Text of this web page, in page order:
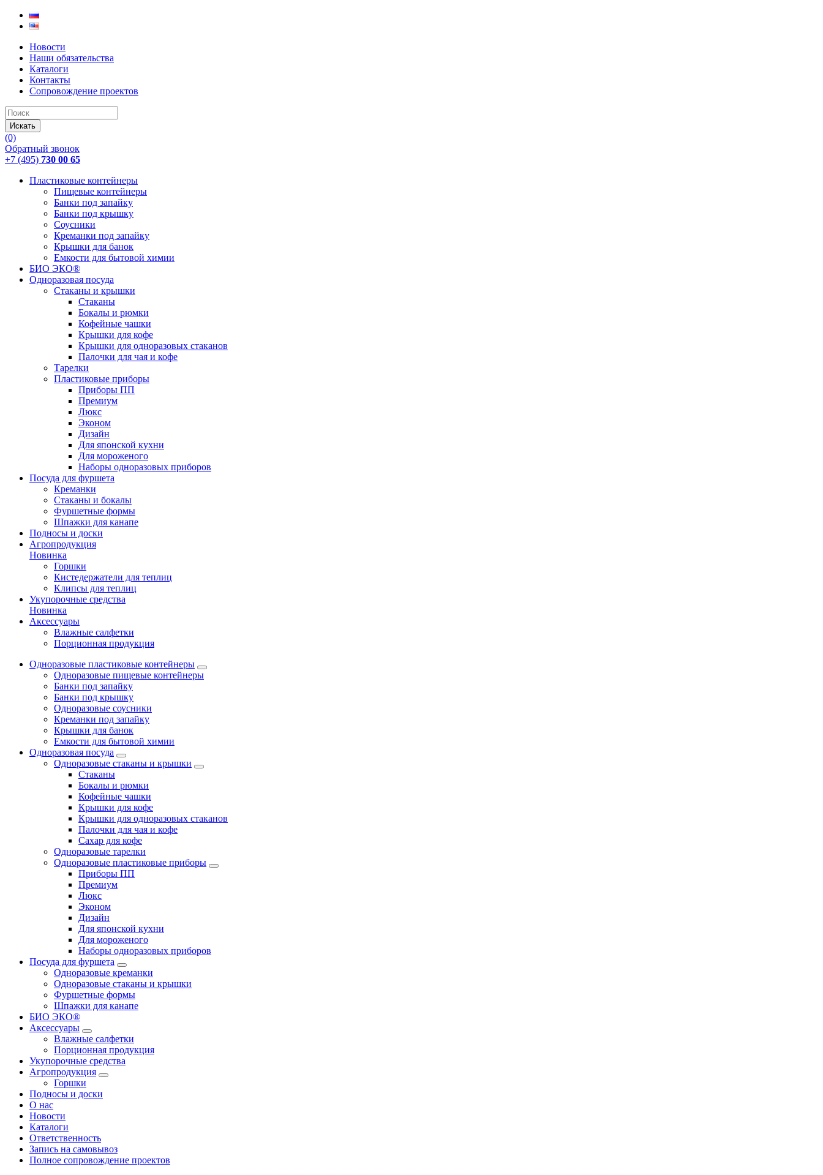
Новости
Наши обязательства
Каталоги
Контакты
Сопровождение проектов
(0)
Обратный звонок
+7 (495) 730 00 65
Пластиковые контейнеры
Пищевые контейнеры
Банки под запайку
Банки под крышку
Соусники
Креманки под запайку
Крышки для банок
Емкости для бытовой химии
БИО ЭКО®
Одноразовая посуда
Стаканы и крышки
Стаканы
Бокалы и рюмки
Кофейные чашки
Крышки для кофе
Крышки для одноразовых стаканов
Палочки для чая и кофе
Тарелки
Пластиковые приборы
Приборы ПП
Премиум
Люкс
Эконом
Дизайн
Для японской кухни
Для мороженого
Наборы одноразовых приборов
Посуда для фуршета
Креманки
Стаканы и бокалы
Фуршетные формы
Шпажки для канапе
Подносы и доски
Агропродукция
Новинка
Горшки
Кистедержатели для теплиц
Клипсы для теплиц
Укупорочные средства
Новинка
Аксессуары
Влажные салфетки
Порционная продукция
Одноразовые пластиковые контейнеры
Одноразовые пищевые контейнеры
Банки под запайку
Банки под крышку
Одноразовые соусники
Креманки под запайку
Крышки для банок
Емкости для бытовой химии
Одноразовая посуда
Одноразовые стаканы и крышки
Стаканы
Бокалы и рюмки
Кофейные чашки
Крышки для кофе
Крышки для одноразовых стаканов
Палочки для чая и кофе
Сахар для кофе
Одноразовые тарелки
Одноразовые пластиковые приборы
Приборы ПП
Премиум
Люкс
Эконом
Дизайн
Для японской кухни
Для мороженого
Наборы одноразовых приборов
Посуда для фуршета
Одноразовые креманки
Одноразовые стаканы и крышки
Фуршетные формы
Шпажки для канапе
БИО ЭКО®
Аксессуары
Влажные салфетки
Порционная продукция
Укупорочные средства
Агропродукция
Горшки
Подносы и доски
О нас
Новости
Каталоги
Ответственность
Запись на самовывоз
Полное сопровождение проектов